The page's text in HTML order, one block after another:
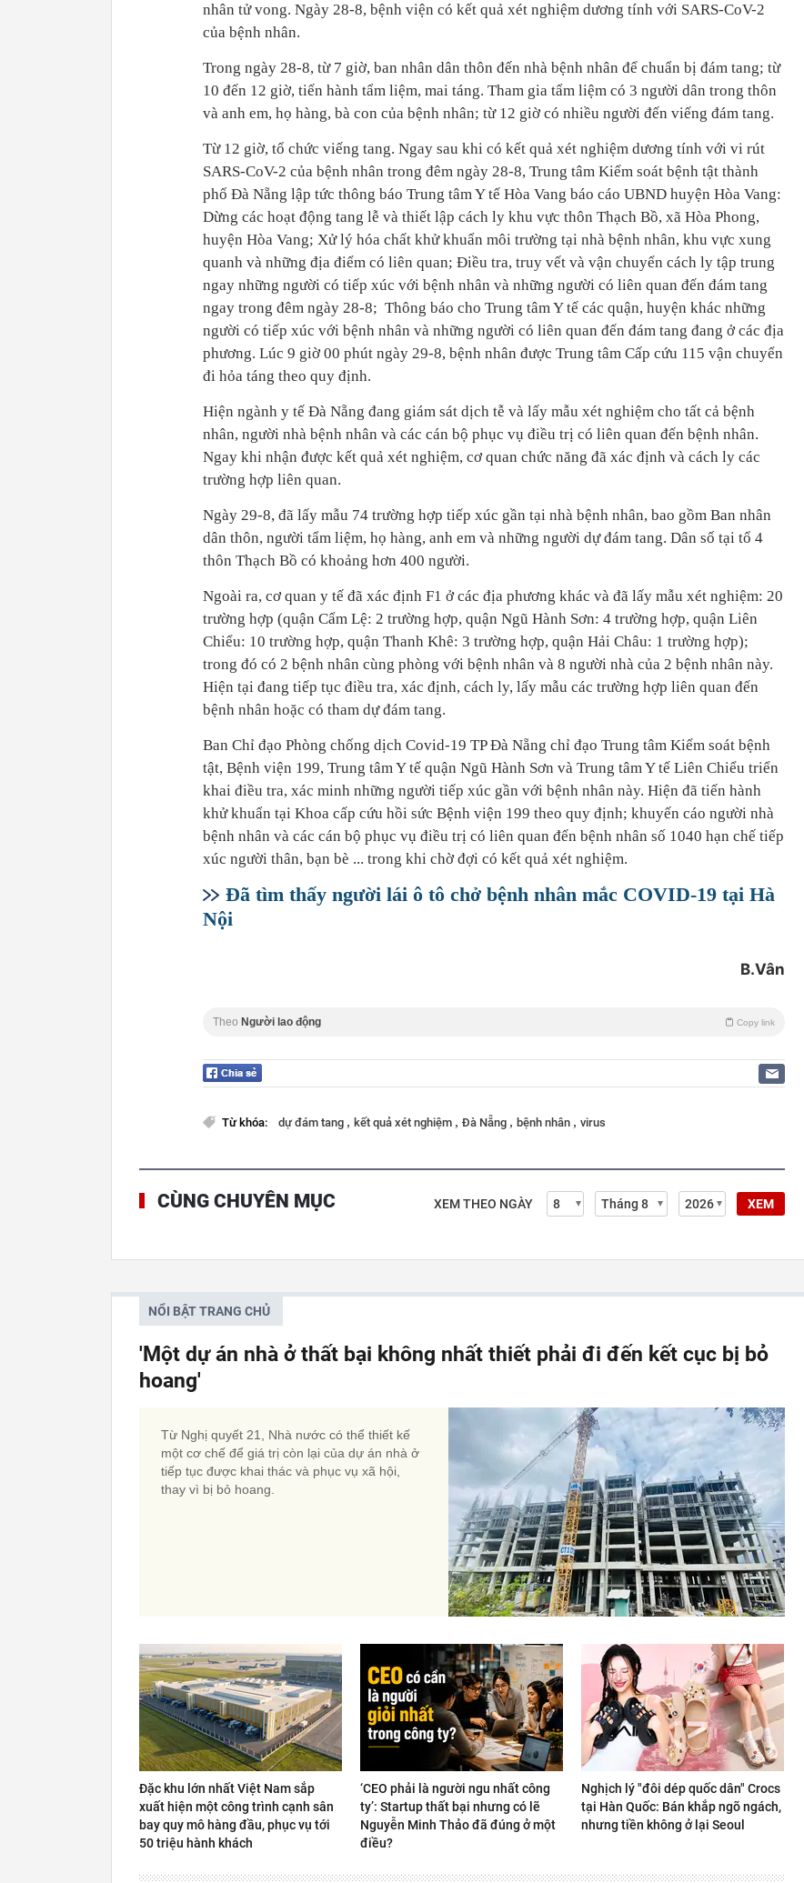
nhân tử vong. Ngày 28-8, bệnh viện có kết quả xét nghiệm dương tính với SARS-CoV-2
của bệnh nhân.
Trong ngày 28-8, từ 7 giờ, ban nhân dân thôn đến nhà bệnh nhân để chuẩn bị đám tang; từ
10 đến 12 giờ, tiến hành tẩm liệm, mai táng. Tham gia tẩm liệm có 3 người dân trong thôn
và anh em, họ hàng, bà con của bệnh nhân; từ 12 giờ có nhiều người đến viếng đám tang.
Từ 12 giờ, tổ chức viếng tang. Ngay sau khi có kết quả xét nghiệm dương tính với vi rút
SARS-CoV-2 của bệnh nhân trong đêm ngày 28-8, Trung tâm Kiểm soát bệnh tật thành
phố Đà Nẵng lập tức thông báo Trung tâm Y tế Hòa Vang báo cáo UBND huyện Hòa Vang:
Dừng các hoạt động tang lễ và thiết lập cách ly khu vực thôn Thạch Bồ, xã Hòa Phong,
huyện Hòa Vang; Xử lý hóa chất khử khuẩn môi trường tại nhà bệnh nhân, khu vực xung
quanh và những địa điểm có liên quan; Điều tra, truy vết và vận chuyển cách ly tập trung
ngay những người có tiếp xúc với bệnh nhân và những người có liên quan đến đám tang
ngay trong đêm ngày 28-8; Thông báo cho Trung tâm Y tế các quận, huyện khác những
người có tiếp xúc với bệnh nhân và những người có liên quan đến đám tang đang ở các địa
phương. Lúc 9 giờ 00 phút ngày 29-8, bệnh nhân được Trung tâm Cấp cứu 115 vận chuyển
đi hỏa táng theo quy định.
Hiện ngành y tế Đà Nẵng đang giám sát dịch tễ và lấy mẫu xét nghiệm cho tất cả bệnh
nhân, người nhà bệnh nhân và các cán bộ phục vụ điều trị có liên quan đến bệnh nhân.
Ngay khi nhận được kết quả xét nghiệm, cơ quan chức năng đã xác định và cách ly các
trường hợp liên quan.
Ngày 29-8, đã lấy mẫu 74 trường hợp tiếp xúc gần tại nhà bệnh nhân, bao gồm Ban nhân
dân thôn, người tẩm liệm, họ hàng, anh em và những người dự đám tang. Dân số tại tổ 4
thôn Thạch Bồ có khoảng hơn 400 người.
Ngoài ra, cơ quan y tế đã xác định F1 ở các địa phương khác và đã lấy mẫu xét nghiệm: 20
trường hợp (quận Cẩm Lệ: 2 trường hợp, quận Ngũ Hành Sơn: 4 trường hợp, quận Liên
Chiểu: 10 trường hợp, quận Thanh Khê: 3 trường hợp, quận Hải Châu: 1 trường hợp);
trong đó có 2 bệnh nhân cùng phòng với bệnh nhân và 8 người nhà của 2 bệnh nhân này.
Hiện tại đang tiếp tục điều tra, xác định, cách ly, lấy mẫu các trường hợp liên quan đến
bệnh nhân hoặc có tham dự đám tang.
Ban Chỉ đạo Phòng chống dịch Covid-19 TP Đà Nẵng chỉ đạo Trung tâm Kiểm soát bệnh
tật, Bệnh viện 199, Trung tâm Y tế quận Ngũ Hành Sơn và Trung tâm Y tế Liên Chiểu triển
khai điều tra, xác minh những người tiếp xúc gần với bệnh nhân này. Hiện đã tiến hành
khử khuẩn tại Khoa cấp cứu hồi sức Bệnh viện 199 theo quy định; khuyến cáo người nhà
bệnh nhân và các cán bộ phục vụ điều trị có liên quan đến bệnh nhân số 1040 hạn chế tiếp
xúc người thân, bạn bè ... trong khi chờ đợi có kết quả xét nghiệm.
Đã tìm thấy người lái ô tô chở bệnh nhân mắc COVID-19 tại Hà
Nội
B.Vân
Theo Người lao động Copy link
Từ khóa: dự đám tang , kết quả xét nghiệm , Đà Nẵng , bệnh nhân , virus
CÙNG CHUYÊN MỤC XEM THEO NGÀY XEM
NỔI BẬT TRANG CHỦ
'Một dự án nhà ở thất bại không nhất thiết phải đi đến kết cục bị bỏ
hoang'
Từ Nghị quyết 21, Nhà nước có thể thiết kế
một cơ chế để giá trị còn lại của dự án nhà ở
tiếp tục được khai thác và phục vụ xã hội,
thay vì bị bỏ hoang.
Đặc khu lớn nhất Việt Nam sắp
xuất hiện một công trình cạnh sân
bay quy mô hàng đầu, phục vụ tới
50 triệu hành khách
‘CEO phải là người ngu nhất công
ty’: Startup thất bại nhưng có lẽ
Nguyễn Minh Thảo đã đúng ở một
điều?
Nghịch lý "đôi dép quốc dân" Crocs
tại Hàn Quốc: Bán khắp ngõ ngách,
nhưng tiền không ở lại Seoul